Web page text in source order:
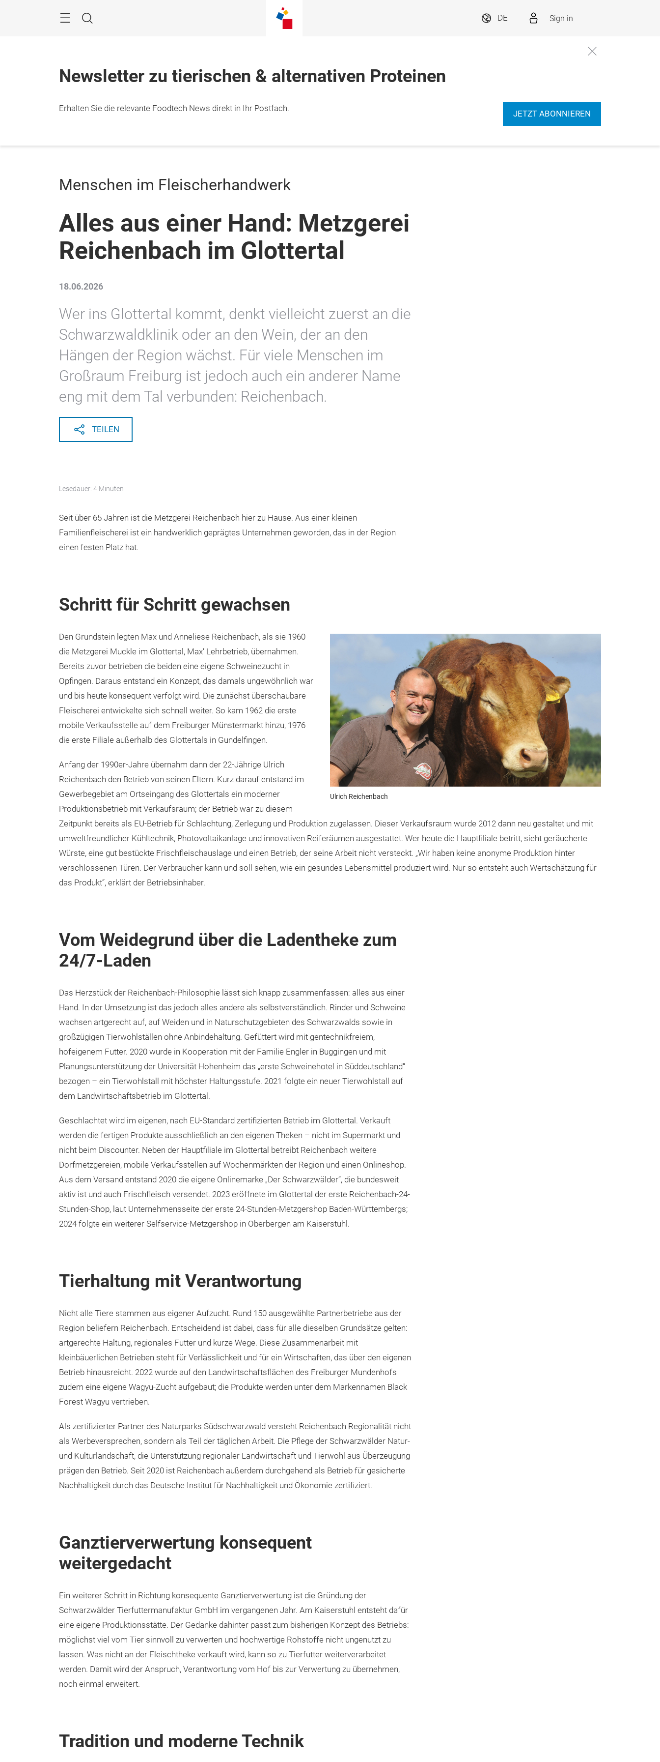
Suche
DE Sign in
Newsletter zu tierischen & alternativen Proteinen
Erhalten Sie die relevante Foodtech News direkt in Ihr Postfach.
JETZT ABONNIEREN
Menschen im Fleischerhandwerk
Alles aus einer Hand: Metzgerei
Reichenbach im Glottertal
18.06.2026
Wer ins Glottertal kommt, denkt vielleicht zuerst an die
Schwarzwaldklinik oder an den Wein, der an den
Hängen der Region wächst. Für viele Menschen im
Großraum Freiburg ist jedoch auch ein anderer Name
eng mit dem Tal verbunden: Reichenbach.
TEILEN
Lesedauer: 4 Minuten
Seit über 65 Jahren ist die Metzgerei Reichenbach hier zu Hause. Aus einer kleinen
Familienfleischerei ist ein handwerklich geprägtes Unternehmen geworden, das in der Region
einen festen Platz hat.
Schritt für Schritt gewachsen
Ulrich Reichenbach
Den Grundstein legten Max und Anneliese Reichenbach, als sie 1960
die Metzgerei Muckle im Glottertal, Max‘ Lehrbetrieb, übernahmen.
Bereits zuvor betrieben die beiden eine eigene Schweinezucht in
Opfingen. Daraus entstand ein Konzept, das damals ungewöhnlich war
und bis heute konsequent verfolgt wird. Die zunächst überschaubare
Fleischerei entwickelte sich schnell weiter. So kam 1962 die erste
mobile Verkaufsstelle auf dem Freiburger Münstermarkt hinzu, 1976
die erste Filiale außerhalb des Glottertals in Gundelfingen.
Anfang der 1990er-Jahre übernahm dann der 22-Jährige Ulrich
Reichenbach den Betrieb von seinen Eltern. Kurz darauf entstand im
Gewerbegebiet am Ortseingang des Glottertals ein moderner
Produktionsbetrieb mit Verkaufsraum; der Betrieb war zu diesem
Zeitpunkt bereits als EU-Betrieb für Schlachtung, Zerlegung und Produktion zugelassen. Dieser Verkaufsraum wurde 2012 dann neu gestaltet und mit
umweltfreundlicher Kühltechnik, Photovoltaikanlage und innovativen Reiferäumen ausgestattet. Wer heute die Hauptfiliale betritt, sieht geräucherte
Würste, eine gut bestückte Frischfleischauslage und einen Betrieb, der seine Arbeit nicht versteckt. „Wir haben keine anonyme Produktion hinter
verschlossenen Türen. Der Verbraucher kann und soll sehen, wie ein gesundes Lebensmittel produziert wird. Nur so entsteht auch Wertschätzung für
das Produkt“, erklärt der Betriebsinhaber.
Vom Weidegrund über die Ladentheke zum
24/7-Laden
Das Herzstück der Reichenbach-Philosophie lässt sich knapp zusammenfassen: alles aus einer
Hand. In der Umsetzung ist das jedoch alles andere als selbstverständlich. Rinder und Schweine
wachsen artgerecht auf, auf Weiden und in Naturschutzgebieten des Schwarzwalds sowie in
großzügigen Tierwohlställen ohne Anbindehaltung. Gefüttert wird mit gentechnikfreiem,
hofeigenem Futter. 2020 wurde in Kooperation mit der Familie Engler in Buggingen und mit
Planungsunterstützung der Universität Hohenheim das „erste Schweinehotel in Süddeutschland“
bezogen – ein Tierwohlstall mit höchster Haltungsstufe. 2021 folgte ein neuer Tierwohlstall auf
dem Landwirtschaftsbetrieb im Glottertal.
Geschlachtet wird im eigenen, nach EU-Standard zertifizierten Betrieb im Glottertal. Verkauft
werden die fertigen Produkte ausschließlich an den eigenen Theken – nicht im Supermarkt und
nicht beim Discounter. Neben der Hauptfiliale im Glottertal betreibt Reichenbach weitere
Dorfmetzgereien, mobile Verkaufsstellen auf Wochenmärkten der Region und einen Onlineshop.
Aus dem Versand entstand 2020 die eigene Onlinemarke „Der Schwarzwälder“, die bundesweit
aktiv ist und auch Frischfleisch versendet. 2023 eröffnete im Glottertal der erste Reichenbach-24-
Stunden-Shop, laut Unternehmensseite der erste 24-Stunden-Metzgershop Baden-Württembergs;
2024 folgte ein weiterer Selfservice-Metzgershop in Oberbergen am Kaiserstuhl.
Tierhaltung mit Verantwortung
Nicht alle Tiere stammen aus eigener Aufzucht. Rund 150 ausgewählte Partnerbetriebe aus der
Region beliefern Reichenbach. Entscheidend ist dabei, dass für alle dieselben Grundsätze gelten:
artgerechte Haltung, regionales Futter und kurze Wege. Diese Zusammenarbeit mit
kleinbäuerlichen Betrieben steht für Verlässlichkeit und für ein Wirtschaften, das über den eigenen
Betrieb hinausreicht. 2022 wurde auf den Landwirtschaftsflächen des Freiburger Mundenhofs
zudem eine eigene Wagyu-Zucht aufgebaut; die Produkte werden unter dem Markennamen Black
Forest Wagyu vertrieben.
Als zertifizierter Partner des Naturparks Südschwarzwald versteht Reichenbach Regionalität nicht
als Werbeversprechen, sondern als Teil der täglichen Arbeit. Die Pflege der Schwarzwälder Natur-
und Kulturlandschaft, die Unterstützung regionaler Landwirtschaft und Tierwohl aus Überzeugung
prägen den Betrieb. Seit 2020 ist Reichenbach außerdem durchgehend als Betrieb für gesicherte
Nachhaltigkeit durch das Deutsche Institut für Nachhaltigkeit und Ökonomie zertifiziert.
Ganztierverwertung konsequent
weitergedacht
Ein weiterer Schritt in Richtung konsequente Ganztierverwertung ist die Gründung der
Schwarzwälder Tierfuttermanufaktur GmbH im vergangenen Jahr. Am Kaiserstuhl entsteht dafür
eine eigene Produktionsstätte. Der Gedanke dahinter passt zum bisherigen Konzept des Betriebs:
möglichst viel vom Tier sinnvoll zu verwerten und hochwertige Rohstoffe nicht ungenutzt zu
lassen. Was nicht an der Fleischtheke verkauft wird, kann so zu Tierfutter weiterverarbeitet
werden. Damit wird der Anspruch, Verantwortung vom Hof bis zur Verwertung zu übernehmen,
noch einmal erweitert.
Tradition und moderne Technik